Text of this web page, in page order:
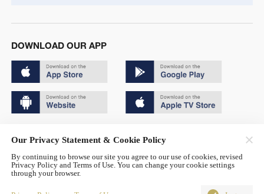
DOWNLOAD OUR APP
京公网安备 11010502050052号
Disinformation report hotline: 010-85061466
Our Privacy Statement & Cookie Policy
By continuing to browse our site you agree to our use of cookies, revised
Privacy Policy and Terms of Use. You can change your cookie settings
through your browser.